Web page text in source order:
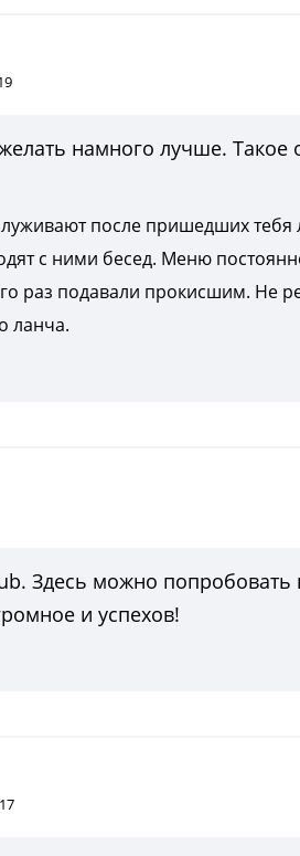
желать намного лучше.
после пришедших
с ними бесед. Меню
раз подавали прокисшим. Не
ланча.
Здесь можно попробовать
и успехов!